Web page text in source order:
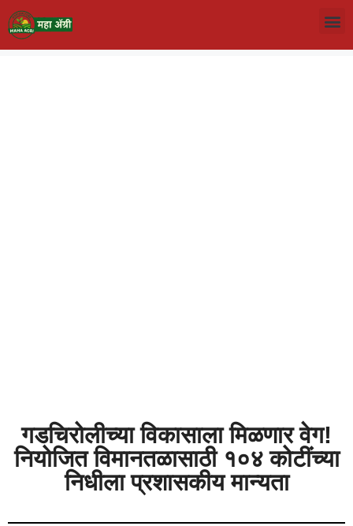
गडचिरोलीच्या विकासाला मिळणार वेग!
नियोजित विमानतळासाठी १०४ कोटींच्या
निधीला प्रशासकीय मान्यता